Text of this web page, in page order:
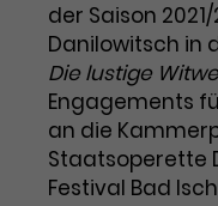
Laufzeit 1 Tag
wird
Name
Anbieter
Laufzeit 3
der Saison
Danilowitsch in
Die lustige
Engagements
an die
Staatsoperette
Festival Bad